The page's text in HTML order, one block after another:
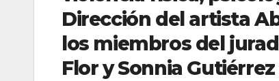
Dirección del artista
los miembros del
Flor y Sonnia